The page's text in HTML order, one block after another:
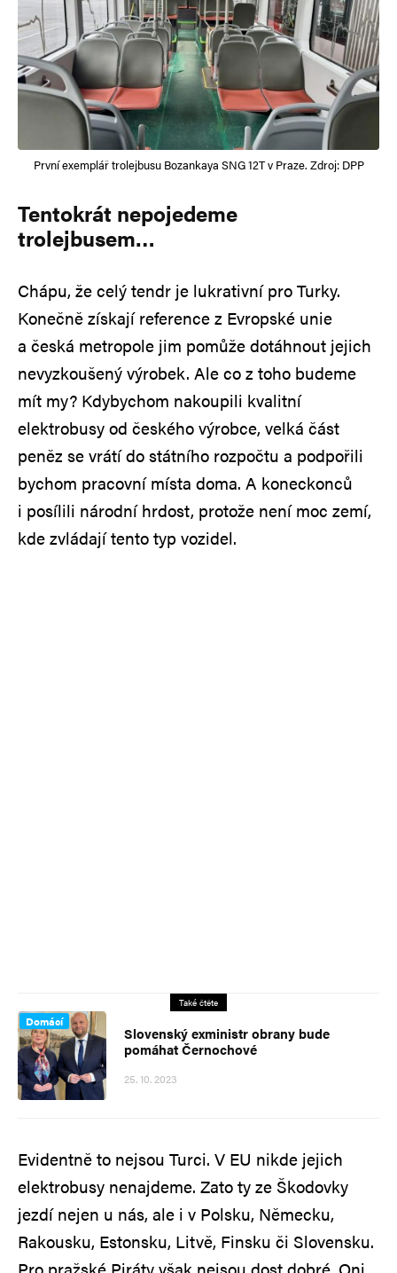
První exemplář trolejbusu Bozankaya SNG 12T v Praze. Zdroj: DPP
Tentokrát nepojedeme
trolejbusem…
Chápu, že celý tendr je lukrativní pro Turky.
Konečně získají reference z Evropské unie
a česká metropole jim pomůže dotáhnout jejich
nevyzkoušený výrobek. Ale co z toho budeme
mít my? Kdybychom nakoupili kvalitní
elektrobusy od českého výrobce, velká část
peněz se vrátí do státního rozpočtu a podpořili
bychom pracovní místa doma. A koneckonců
i posílili národní hrdost, protože není moc zemí,
kde zvládají tento typ vozidel.
Také čtěte
Domácí
Slovenský exministr obrany bude
pomáhat Černochové
25. 10. 2023
Evidentně to nejsou Turci. V EU nikde jejich
elektrobusy nenajdeme. Zato ty ze Škodovky
jezdí nejen u nás, ale i v Polsku, Německu,
Rakousku, Estonsku, Litvě, Finsku či Slovensku.